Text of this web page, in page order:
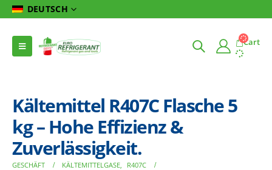
DEUTSCH
Cart
Kältemittel R407C Flasche 5
kg – Hohe Effizienz &
Zuverlässigkeit.
GESCHÄFT KÄLTEMITTELGASE,
R407C